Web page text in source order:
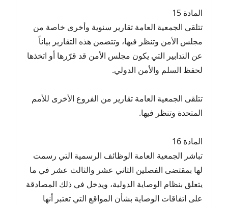
المادة 15
تتلقى الجمعية العامة تقارير سنوية وأخرى خاصة من
مجلس الأمن وتنظر فيها، وتتضمن هذه التقارير بياناً
عن التدابير التي يكون مجلس الأمن قد قرّرها أو اتخذها
لحفظ السلم والأمن الدولي.
تتلقى الجمعية العامة تقارير من الفروع الأخرى للأمم
المتحدة وتنظر فيها.
المادة 16
تباشر الجمعية العامة الوظائف الرسمية التي رسمت
لها بمقتضى الفصلين الثاني عشر والثالث عشر في ما
يتعلق بنظام الوصاية الدولية، ويدخل في ذلك المصادقة
على اتفاقات الوصاية بشأن المواقع التي تعتبر أنها